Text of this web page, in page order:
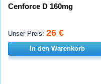
Cenforce D 160mg
Unser Preis: 26 €
In den Warenkorb